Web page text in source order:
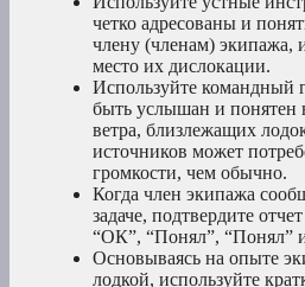
четко адресованы и
члену (членам) экипажа,
место их дислокации.
Используйте командный
быть услышан и понятен
ветра, близлежащих
источников может
громкости, чем обычно.
Когда член экипажа
задаче, подтвердите
“ОК”, “Понял”, “Понял”
Основываясь на опыте
лодкой, используйте